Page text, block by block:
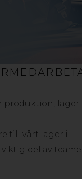
produktion, lager
till vårt lager i
del av